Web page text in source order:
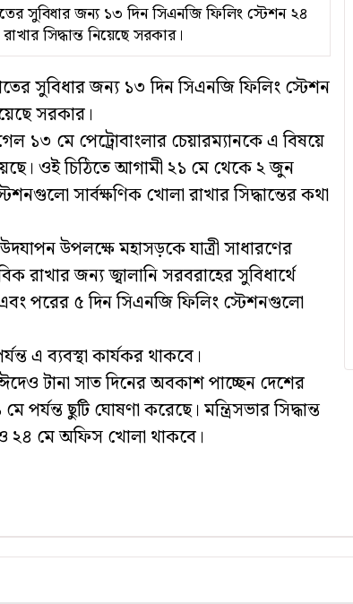
সুবিধার জন্য ১৩ দিন সিএনজি ফিলিং স্টেশন ২৪
সিদ্ধান্ত নিয়েছে সরকার।
সুবিধার জন্য ১৩ দিন সিএনজি ফিলিং স্টেশন
সরকার।
১৩ মে পেট্রোবাংলার চেয়ারম্যানকে এ বিষয়ে
ওই চিঠিতে আগামী ২১ মে থেকে ২ জুন
সার্বক্ষণিক খোলা রাখার সিদ্ধান্তের কথা
উপলক্ষে মহাসড়কে যাত্রী সাধারণের
রাখার জন্য জ্বালানি সরবরাহের সুবিধার্থে
পরের ৫ দিন সিএনজি ফিলিং স্টেশনগুলো
এ ব্যবস্থা কার্যকর থাকবে।
টানা সাত দিনের অবকাশ পাচ্ছেন দেশের
ছুটি ঘোষণা করেছে। মন্ত্রিসভার সিদ্ধান্ত
২৪ মে অফিস খোলা থাকবে।